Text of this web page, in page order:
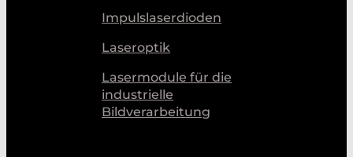
Impulslaserdioden
Laseroptik
Lasermodule für die
industrielle
Bildverarbeitung